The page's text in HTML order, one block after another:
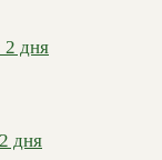
дня
дня